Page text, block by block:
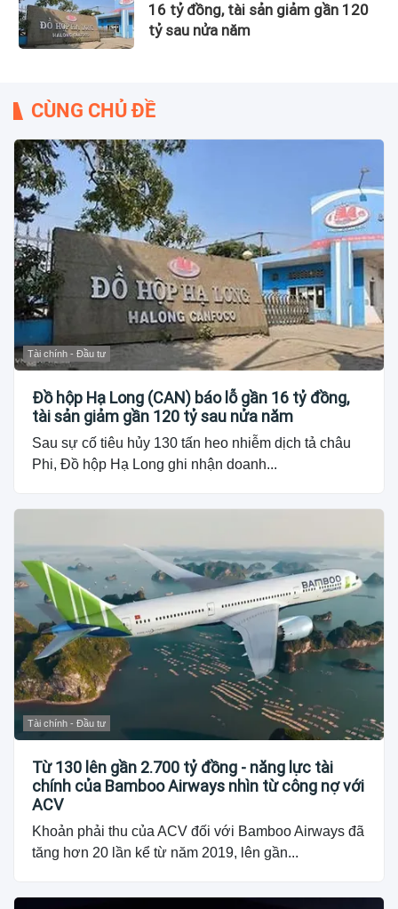
16 tỷ đồng, tài sản giảm gần 120
tỷ sau nửa năm
CÙNG CHỦ ĐỀ
Tài chính - Đầu tư
Đồ hộp Hạ Long (CAN) báo lỗ gần 16 tỷ đồng,
tài sản giảm gần 120 tỷ sau nửa năm
Sau sự cố tiêu hủy 130 tấn heo nhiễm dịch tả châu
Phi, Đồ hộp Hạ Long ghi nhận doanh...
Tài chính - Đầu tư
Từ 130 lên gần 2.700 tỷ đồng - năng lực tài
chính của Bamboo Airways nhìn từ công nợ với
ACV
Khoản phải thu của ACV đối với Bamboo Airways đã
tăng hơn 20 lần kể từ năm 2019, lên gần...